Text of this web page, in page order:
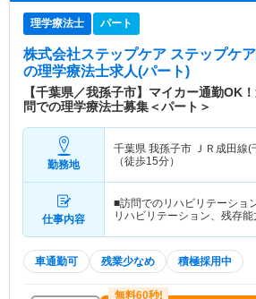
理学療法士 パート
株式会社ステップケア ステップケ
の理学療法士求人(パート)
【千葉県／我孫子市】マイカー通勤OK
問での理学療法士募集＜パート＞
勤務地
千葉県 我孫子市 ＪＲ成田線(
（徒歩15分）
仕事内容
■訪問でのリハビリテーショ
リハビリテーション、残存
車通勤可 残業少なめ 積極採用中